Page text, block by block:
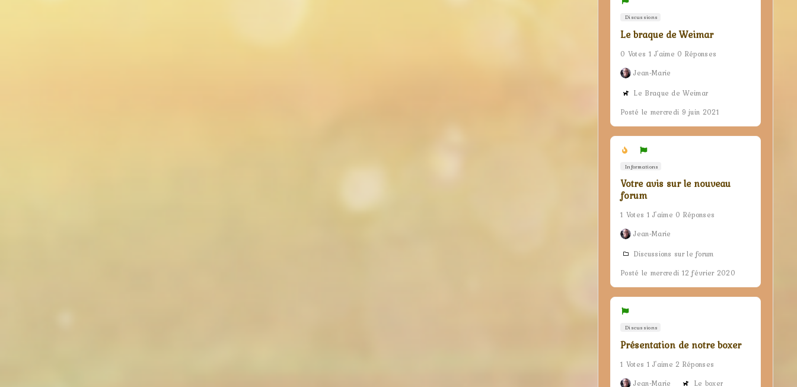
Discussions
Le braque de Weimar
0 Votes 1 J'aime 0 Réponses
Jean-Marie
Le Braque de Weimar
Posté le mercredi 9 juin 2021
Informations
Votre avis sur le nouveau
forum
1 Votes 1 J'aime 0 Réponses
Jean-Marie
Discussions sur le forum
Posté le mercredi 12 février 2020
Discussions
Présentation de notre boxer
1 Votes 1 J'aime 2 Réponses
Jean-Marie
Le boxer